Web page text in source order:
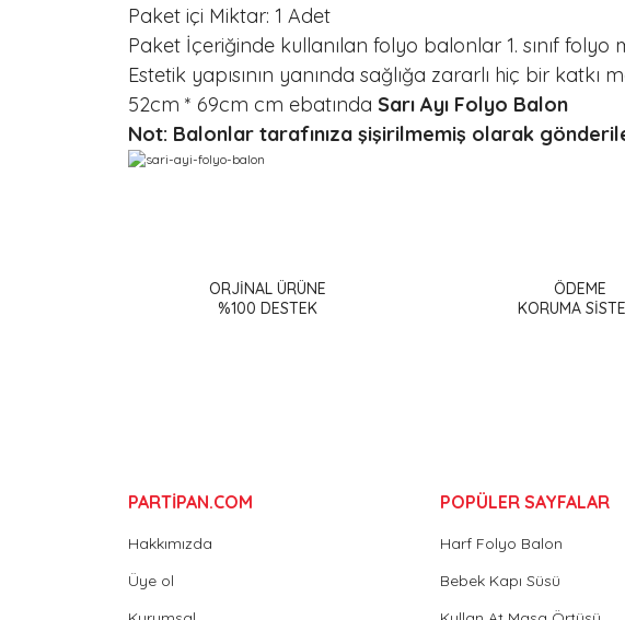
Paket içi Miktar: 1 Adet
Paket İçeriğinde kullanılan folyo balonlar 1. sınıf folyo
Estetik yapısının yanında sağlığa zararlı hiç bir katkı
52cm * 69cm cm ebatında Sarı Ayı Folyo Balon
Not: Balonlar tarafınıza şişirilmemiş olarak
Ürün resmi kalitesiz, bozuk veya görüntülenemiyor.
ORJİNAL ÜRÜNE
%100 DESTEK
ÖDEME
KORUMA
PARTİPAN.COM
Hakkımızda
Üye ol
POPÜLER SAYFALAR
Harf Folyo Balon
Bebek Kapı Süsü